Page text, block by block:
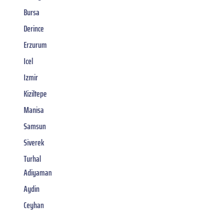
Bursa
Derince
Erzurum
Icel
Izmir
Kiziltepe
Manisa
Samsun
Siverek
Turhal
Adiyaman
Aydin
Ceyhan